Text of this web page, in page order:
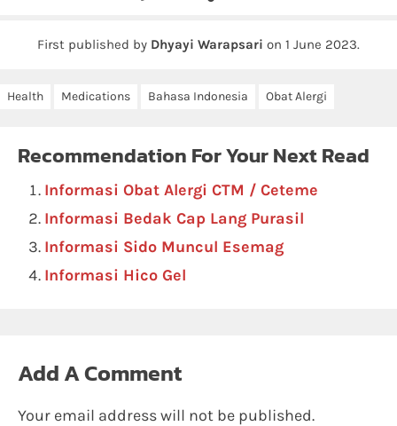
First published by Dhyayi Warapsari on 1 June 2023.
Health Medications Bahasa Indonesia Obat Alergi
Recommendation For Your Next Read
Informasi Obat Alergi CTM / Ceteme
Informasi Bedak Cap Lang Purasil
Informasi Sido Muncul Esemag
Informasi Hico Gel
Add A Comment
Your email address will not be published.